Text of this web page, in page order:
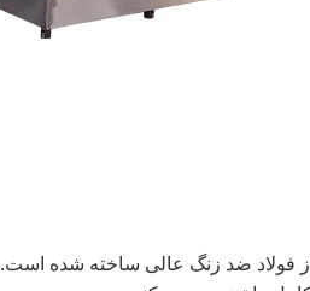
از فولاد ضد زنگ عالی ساخته شده است.